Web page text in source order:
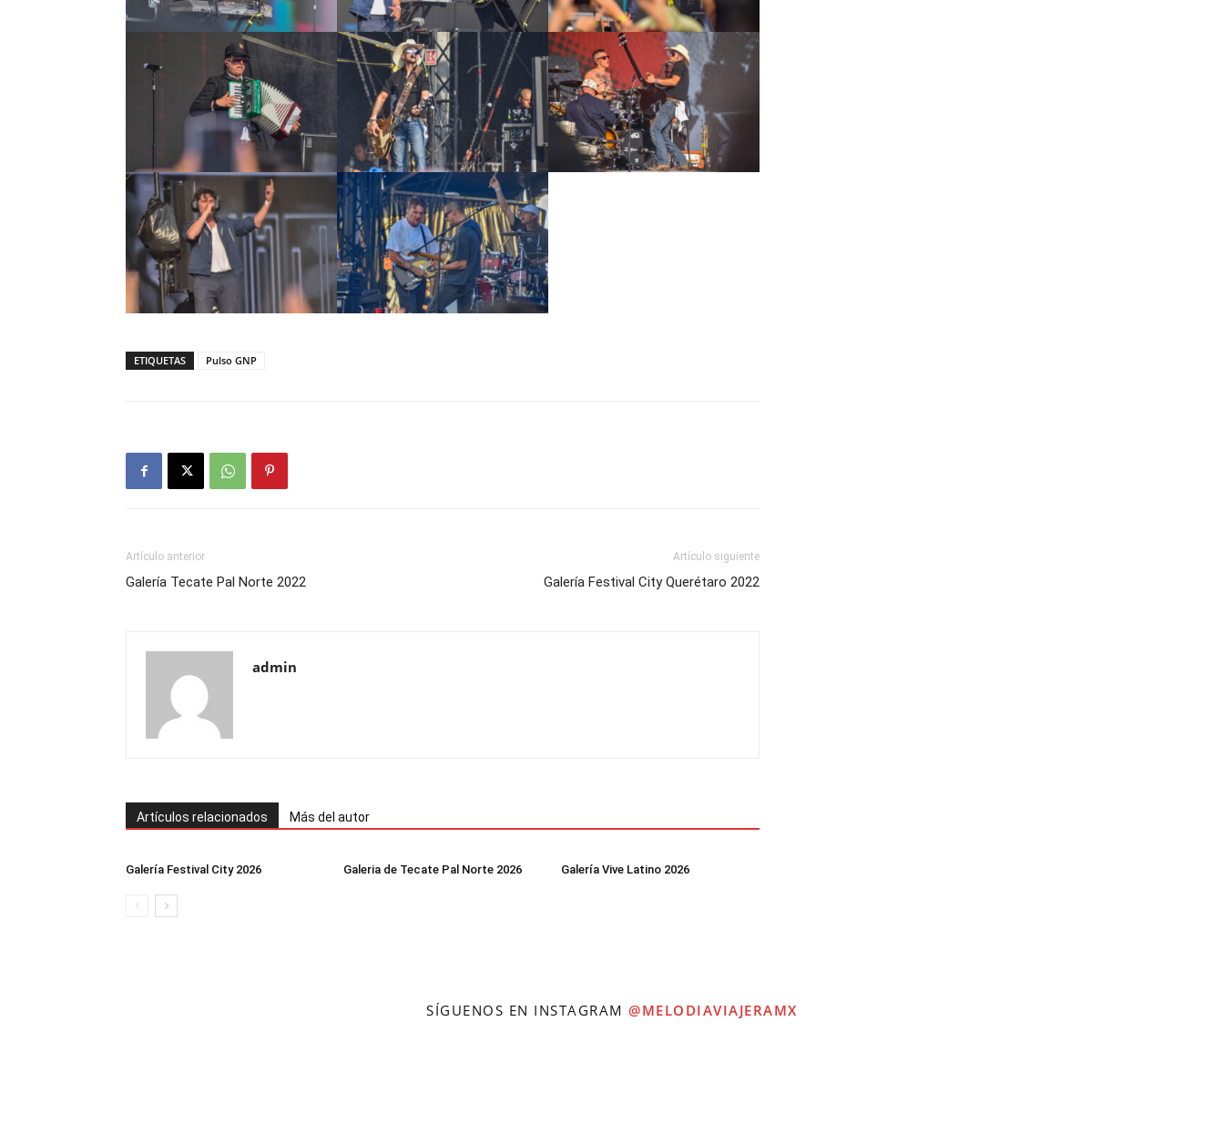
ETIQUETAS Pulso GNP
Artículo anterior
Galería Tecate Pal Norte 2022
Artículo siguiente
Galería Festival City Querétaro 2022
admin
Artículos relacionados Más del autor
Galería Festival City 2026 Galeria de Tecate Pal Norte 2026 Galería Vive Latino 2026
SÍGUENOS EN INSTAGRAM@MELODIAVIAJERAMX